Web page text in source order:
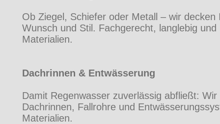
Ob Ziegel, Schiefer oder Metall – wir decken
Wunsch und Stil. Fachgerecht, langlebig
Materialien.
Dachrinnen & Entwässerung
Damit Regenwasser zuverlässig abfließt:
Dachrinnen, Fallrohre und
Materialien.